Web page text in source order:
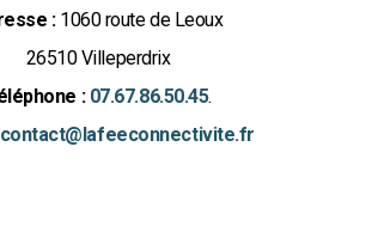
: 1060 route de Leoux
26510 Villeperdrix
: 07.67.86.50.45.
contact@lafeeconnectivite.fr